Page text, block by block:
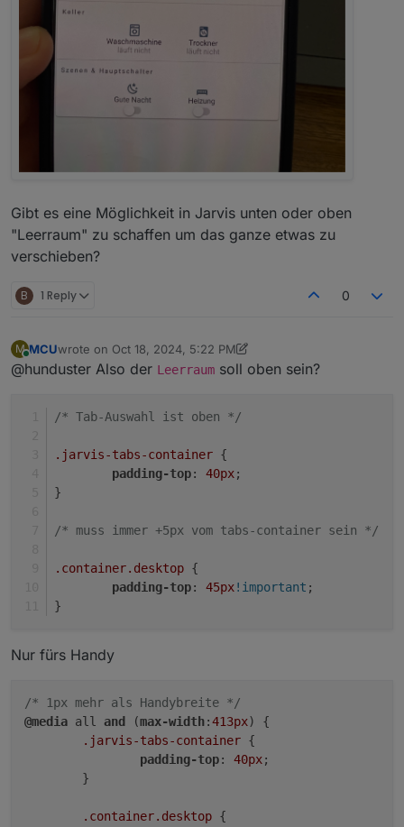
Gibt es eine Möglichkeit in Jarvis unten oder oben
"Leerraum" zu schaffen um das ganze etwas zu
verschieben?
B 1 Reply 0
M
Online
MCUwrote on Oct 18, 2024, 5:22 PM
last edited by MCUOct 18, 2024, 7:28 PM
@hunduster Also der Leerraum soll oben sein?
/* Tab-Auswahl ist oben */
.jarvis-tabs-container {
padding-top: 40px;
}
/* muss immer +5px vom tabs-container sein */
.container.desktop {
padding-top: 45px!important ;
}
Nur fürs Handy
/* 1px mehr als Handybreite */
@media all and (max-width:413px) {
.jarvis-tabs-container {
padding-top: 40px;
.container.desktop {